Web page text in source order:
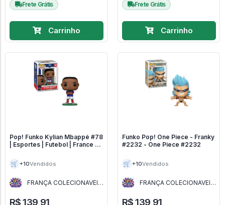
Frete Grátis
Carrinho
Frete Grátis
Carrinho
Pop! Funko Kylian Mbappé #78
| Esportes | Futebol | France -
🛒 +10Vendidos
FRANÇA COLECIONAVEIS
R$ 139,91
Funko Pop! One Piece - Franky
#2232 - One Piece #2232
🛒 +10Vendidos
FRANÇA COLECIONAVEIS
R$ 139,91